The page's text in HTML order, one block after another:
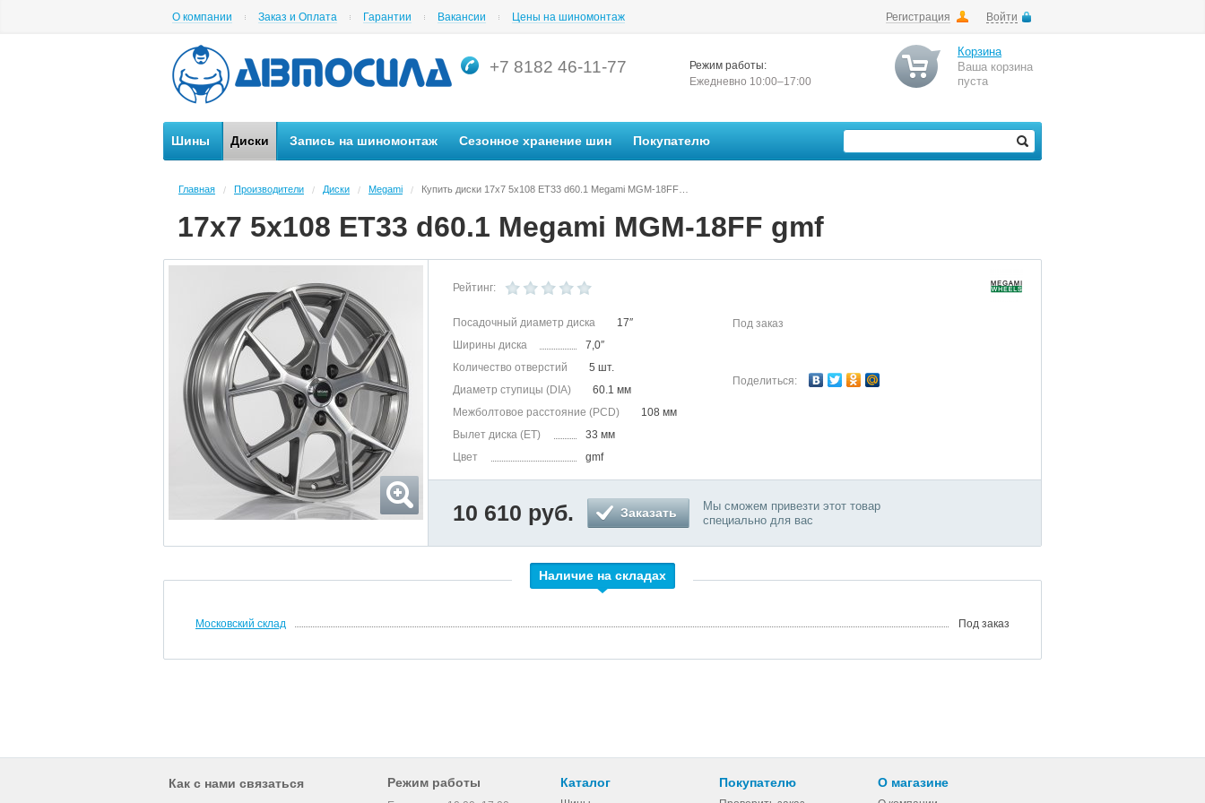
Регистрация Войти
О компании Заказ и Оплата Гарантии Вакансии Цены на шиномонтаж
+7 8182 46-11-77
Режим работы:
Ежедневно 10:00–17:00
Корзина
Ваша корзина
пуста
Шины Диски Запись на шиномонтаж Сезонное хранение шин Покупателю
Главная / Производители / Диски / Megami /
17x7 5x108 ET33 d60.1 Megami MGM-18FF gmf
Рейтинг:
Посадочный диаметр диска
17″
Ширины диска
7,0″
Количество отверстий
5 шт.
Диаметр ступицы (DIA)
60.1 мм
Межболтовое расстояние (PCD)
108 мм
Вылет диска (ET)
33 мм
Цвет
gmf
Под заказ
Поделиться:
10 610 руб. Заказать
Мы сможем привезти этот товар
специально для вас
Наличие на складах
Московский склад Под заказ
Как с нами связаться Режим работы Каталог Покупателю О магазине